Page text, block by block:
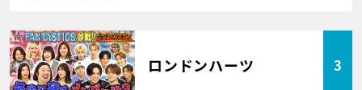
ロンドンハーツ 3